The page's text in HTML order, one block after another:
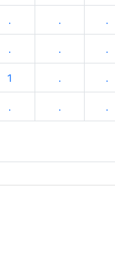
. . .
. . .
1 . .
. . .